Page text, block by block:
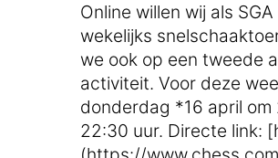
Online willen wij als
wekelijks
we ook op een tweede
activiteit. Voor deze
donderdag *16 april
22:30 uur. Directe link: